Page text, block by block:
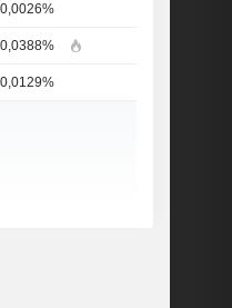
0,0026%
0,0388%
0,0129%